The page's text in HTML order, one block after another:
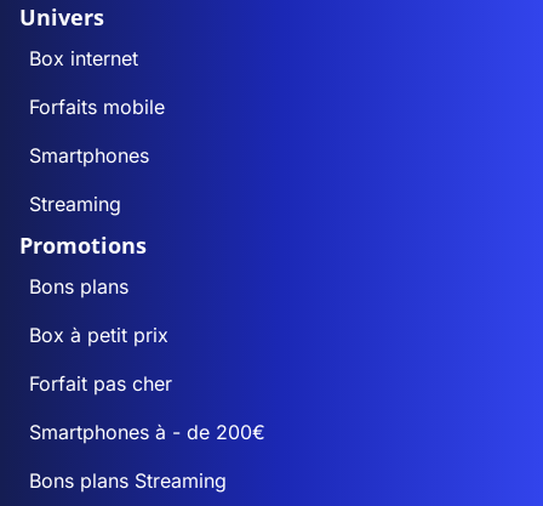
Univers
Box internet
Forfaits mobile
Smartphones
Streaming
Promotions
Bons plans
Box à petit prix
Forfait pas cher
Smartphones à - de 200€
Bons plans Streaming